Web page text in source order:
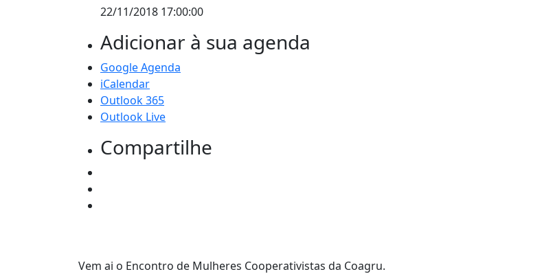
22/11/2018 17:00:00
Adicionar à sua agenda
Google Agenda
iCalendar
Outlook 365
Outlook Live
Compartilhe
Vem ai o Encontro de Mulheres Cooperativistas da Coagru.